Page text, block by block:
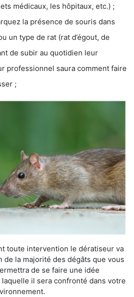
médicaux, les hôpitaux, etc.) ;
la présence de souris dans
un type de rat (rat d’égout, de
de subir au quotidien leur
professionnel saura comment faire
;
toute intervention le dératiseur va
de la majorité des dégâts que vous
de se faire une idée
laquelle il sera confronté dans votre